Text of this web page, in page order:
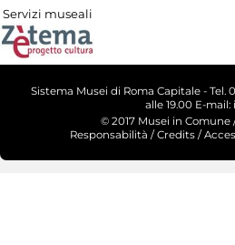
Servizi museali
Sistema Musei di Roma Capitale -
alle 19.00 E-
© 2017 Musei in Comune
Responsabilità /Credits /